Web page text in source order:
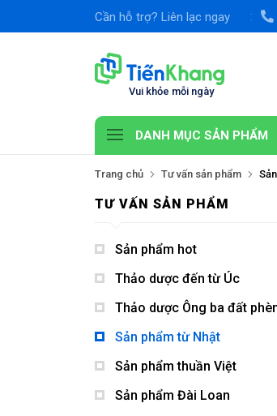
Cần hỗ trợ? Liên lạc ngay
DANH MỤC SẢN PHẨM
Trang chủ Tư vấn sản phẩm
TƯ VẤN SẢN PHẨM
Sản phẩm hot
Thảo dược đến từ Úc
Thảo dược Ông ba đất
Sản phẩm từ Nhật
Sản phẩm thuần Việt
Sản phẩm Đài Loan